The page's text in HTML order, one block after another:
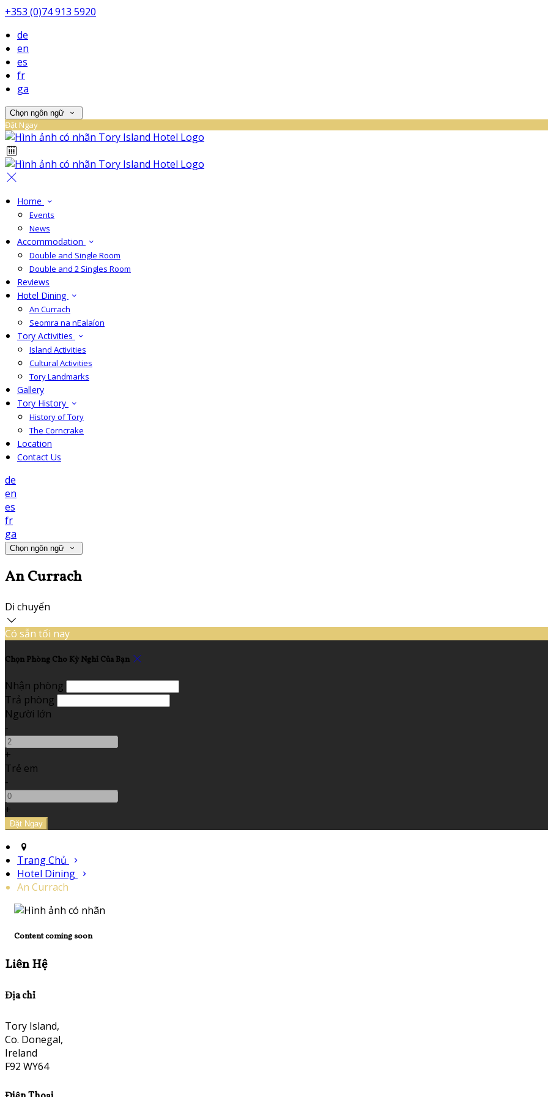
+353 (0)74 913 5920
de
en
es
fr
ga
Chọn ngôn ngữ
Đặt Ngay
Home
Events
News
Accommodation
Double and Single Room
Double and 2 Singles Room
Reviews
Hotel Dining
An Currach
Seomra na nEalaíon
Tory Activities
Island Activities
Cultural Activities
Tory Landmarks
Gallery
Tory History
History of Tory
The Corncrake
Location
Contact Us
de
en
es
fr
ga
Chọn ngôn ngữ
An Currach
Di chuyển
Có sẵn tối nay
Chọn Phòng Cho Kỳ Nghỉ Của Bạn
Nhận phòng
Trả phòng
Người lớn
-
+
Trẻ em
-
+
Trang Chủ
Hotel Dining
An Currach
Content coming soon
Liên Hệ
Địa chỉ
Tory Island,
Co. Donegal,
Ireland
F92 WY64